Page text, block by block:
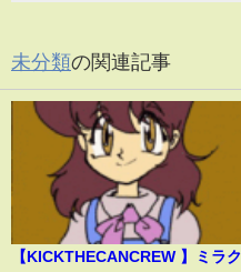
未分類の関連記事
【KICKTHECANCREW 】ミラク